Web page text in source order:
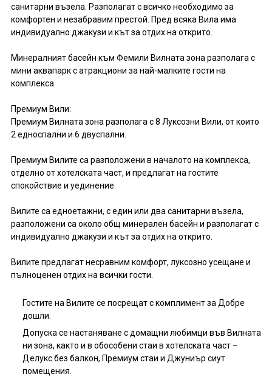
санитарни възела. Разполагат с всичко необходимо за
комфортен и незабравим престой. Пред всяка Вила има
индивидуално джакузи и кът за отдих на открито.
Минералният басейн към Фемили Вилната зона разполага с
мини аквапарк с атракциони за най-малките гости на
комплекса.
Премиум Вили:
Премиум Вилната зона разполага с 8 Луксозни Вили, от които
2 едноспални и 6 двуспални.
Премиум Вилите са разположени в началото на комплекса,
отделно от хотелската част, и предлагат на гостите
спокойствие и уединение.
Вилите са едноетажни, с един или два санитарни възела,
разположени са около общ минерален басейн и разполагат с
индивидуално джакузи и кът за отдих на открито.
Вилите предлагат несравним комфорт, луксозно усещане и
пълноценен отдих на всички гости.
Гостите на Вилите се посрещат с комплимент за Добре
дошли.
Допуска се настаняване с домащни любимци във Вилната
ни зона, както и в обособени стаи в хотелската част –
Делукс без балкон, Премиум стаи и Джуниър сиут
помещения.